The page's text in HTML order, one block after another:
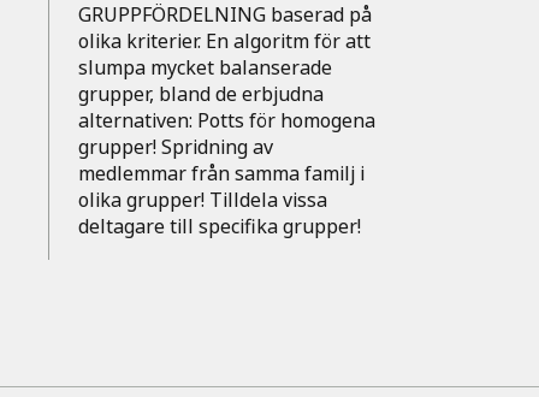
GRUPPFÖRDELNING baserad på
olika kriterier. En algoritm för att
slumpa mycket balanserade
grupper, bland de erbjudna
alternativen: Potts för homogena
grupper! Spridning av
medlemmar från samma familj i
olika grupper! Tilldela vissa
deltagare till specifika grupper!